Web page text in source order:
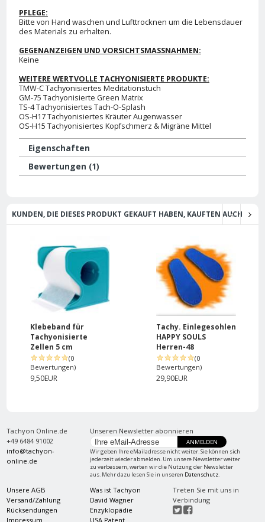
PFLEGE:
Bitte von Hand waschen und Lufttrocknen um die Lebensdauer
des Materials zu erhalten.
GEGENANZEIGEN UND VORSICHTSMASSNAHMEN:
Keine
WEITERE WERTVOLLE TACHYONISIERTE PRODUKTE:
TMW-C Tachyonisiertes Meditationstuch
GM-75 Tachyonisierte Green Matrix
TS-4 Tachyonisiertes Tach-O-Splash
OS-H17 Tachyonisiertes Kräuter Augenwasser
OS-H15 Tachyonisiertes Kopfschmerz & Migräne Mittel
Eigenschaften
Bewertungen (1)
KUNDEN, DIE DIESES PRODUKT GEKAUFT HABEN, KAUFTEN AUCH
Klebeband für
Tachyonisierte
Zellen 5 cm
(0
Bewertungen)
9,50EUR
Tachy. Einlegesohlen
HAPPY SOULS
Herren-48
(0
Bewertungen)
29,90EUR
Tachyon Online.de
+49 6484 91002
info@tachyon-
online.de
Unseren Newsletter abonnieren
ANMELDEN
Wir geben Ihre eMailadresse nicht weiter. Sie können sich
jederzeit wieder abmelden. Um unsere Newsletter weiter
zu verbessern, werten wir die Nutzung der Newsletter
aus. Mehr dazu lesen Sie in unseren Datenschutz.
Unsere AGB
Versand/Zahlung
Rücksendungen
Impressum
Was ist Tachyon
David Wagner
Enzyklopädie
USA Patent
Treten Sie mit uns in
Verbindung